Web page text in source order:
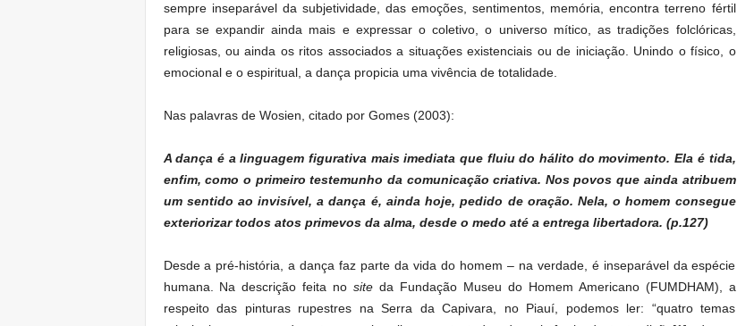
sempre inseparável da subjetividade, das emoções, sentimentos, memória, encontra terreno fértil
para se expandir ainda mais e expressar o coletivo, o universo mítico, as tradições folclóricas,
religiosas, ou ainda os ritos associados a situações existenciais ou de iniciação. Unindo o físico, o
emocional e o espiritual, a dança propicia uma vivência de totalidade.
Nas palavras de Wosien, citado por Gomes (2003):
A dança é a linguagem figurativa mais imediata que fluiu do hálito do movimento. Ela é tida,
enfim, como o primeiro testemunho da comunicação criativa. Nos povos que ainda atribuem
um sentido ao invisível, a dança é, ainda hoje, pedido de oração. Nela, o homem consegue
exteriorizar todos atos primevos da alma, desde o medo até a entrega libertadora. (p.127)
Desde a pré-história, a dança faz parte da vida do homem – na verdade, é inseparável da espécie
humana. Na descrição feita nositeda Fundação Museu do Homem Americano (FUMDHAM), a
respeito das pinturas rupestres na Serra da Capivara, no Piauí, podemos ler: “quatro temas